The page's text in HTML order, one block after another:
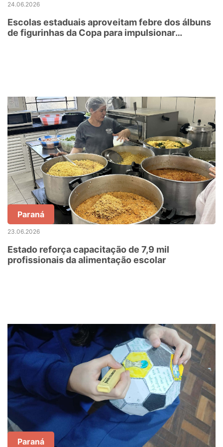
24.06.2026
Escolas estaduais aproveitam febre dos álbuns
de figurinhas da Copa para impulsionar
Paraná
23.06.2026
Estado reforça capacitação de 7,9 mil
profissionais da alimentação escolar
Paraná